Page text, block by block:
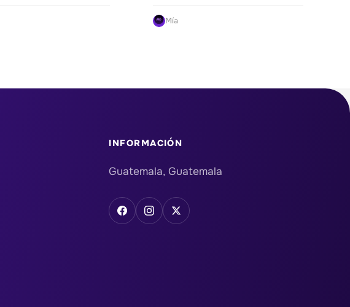
Mía
INFORMACIÓN
Guatemala, Guatemala